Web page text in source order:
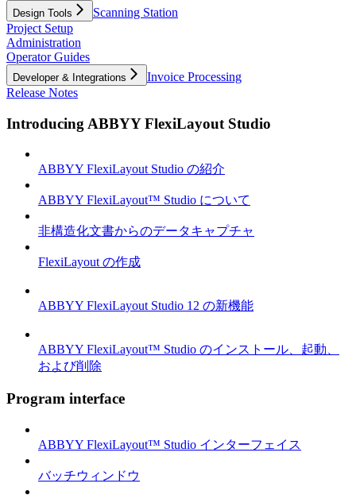
Design Tools
Scanning Station
Project Setup
Administration
Operator Guides
Developer & Integrations
Invoice Processing
Release Notes
Introducing ABBYY FlexiLayout Studio
ABBYY FlexiLayout Studio の紹介
ABBYY FlexiLayout™ Studio について
非構造化文書からのデータキャプチャ
FlexiLayout の作成
ABBYY FlexiLayout Studio 12 の新機能
ABBYY FlexiLayout™ Studio のインストール、起動、
および削除
Program interface
ABBYY FlexiLayout™ Studio インターフェイス
バッチウィンドウ